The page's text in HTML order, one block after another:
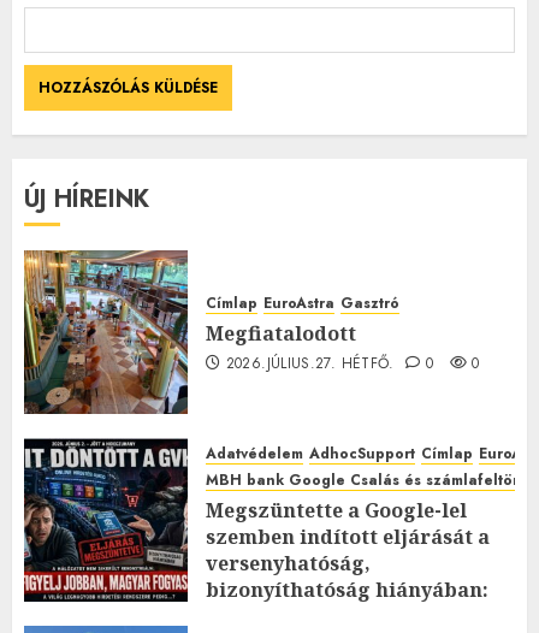
ÚJ HÍREINK
Címlap EuroAstra Gasztró
Megfiatalodott
2026.JÚLIUS.27. HÉTFŐ. 0 0
Adatvédelem AdhocSupport Címlap
MBH bank Google Csalás és
Megszüntette a Google-lel
szemben indított eljárását a
versenyhatóság,
bizonyíthatóság hiányában: